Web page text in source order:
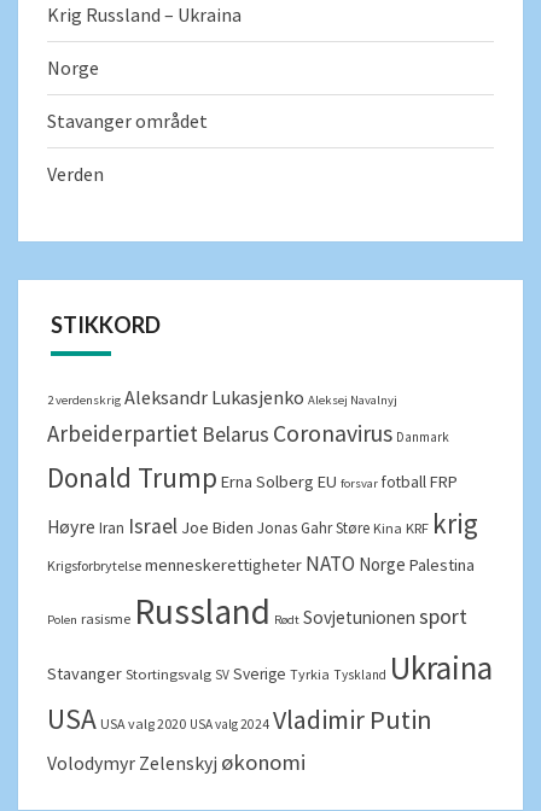
Krig Russland – Ukraina
Norge
Stavanger området
Verden
STIKKORD
2 verdenskrig Aleksandr Lukasjenko Aleksej Navalnyj
Arbeiderpartiet Belarus Coronavirus Danmark
Donald Trump Erna Solberg EU forsvar fotballFRP
Høyre Iran Israel Joe Biden Jonas Gahr Støre Kina KRF krig
Krigsforbrytelse menneskerettigheter NATO Norge Palestina
Polen rasisme Russland Rødt Sovjetunionen sport
Stavanger Stortingsvalg SV Sverige Tyrkia Tyskland Ukraina
USA USA valg 2020 USA valg 2024 Vladimir Putin
Volodymyr Zelenskyj økonomi